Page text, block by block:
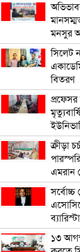
মনসুর
সিলেট
বিতরণ
ক্রীড়া
এমরান
১৩